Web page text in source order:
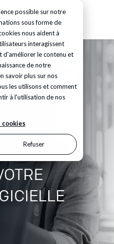
possible sur notre
sous forme de
nous aident à
interagissent
d'améliorer le contenu et
de notre
savoir plus sur nos
les utilisons et comment
à l'utilisation de nos
cookies
Refuser